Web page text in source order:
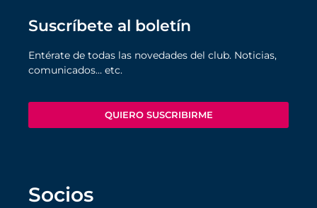
Suscríbete al boletín
Entérate de todas las novedades del club. Noticias,
comunicados… etc.
QUIERO SUSCRIBIRME
Socios